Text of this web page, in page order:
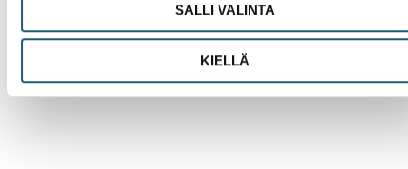
SALLI VALINTA
KIELLÄ